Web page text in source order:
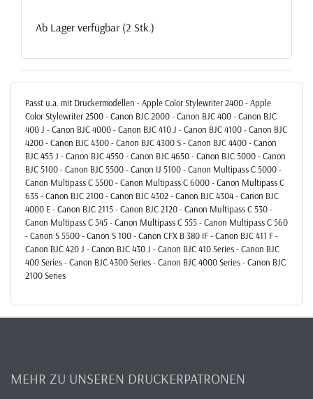
Ab Lager verfügbar (2 Stk.)
Passt u.a. mit Druckermodellen - Apple Color Stylewriter 2400 - Apple
Color Stylewriter 2500 - Canon BJC 2000 - Canon BJC 400 - Canon BJC
400 J - Canon BJC 4000 - Canon BJC 410 J - Canon BJC 4100 - Canon BJC
4200 - Canon BJC 4300 - Canon BJC 4300 S - Canon BJC 4400 - Canon
BJC 455 J - Canon BJC 4550 - Canon BJC 4650 - Canon BJC 5000 - Canon
BJC 5100 - Canon BJC 5500 - Canon IJ 5100 - Canon Multipass C 5000 -
Canon Multipass C 5500 - Canon Multipass C 6000 - Canon Multipass C
635 - Canon BJC 2100 - Canon BJC 4302 - Canon BJC 4304 - Canon BJC
4000 E - Canon BJC 2115 - Canon BJC 2120 - Canon Multipass C 530 -
Canon Multipass C 545 - Canon Multipass C 555 - Canon Multipass C 560
- Canon S 5500 - Canon S 100 - Canon CFX B 380 IF - Canon BJC 411 F -
Canon BJC 420 J - Canon BJC 430 J - Canon BJC 410 Series - Canon BJC
400 Series - Canon BJC 4300 Series - Canon BJC 4000 Series - Canon BJC
2100 Series
MEHR ZU UNSEREN DRUCKERPATRONEN